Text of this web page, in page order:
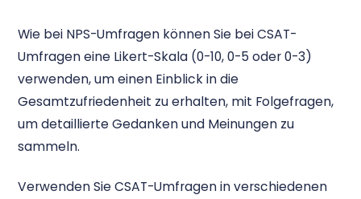
Wie bei NPS-Umfragen können Sie bei CSAT-
Umfragen eine Likert-Skala (0-10, 0-5 oder 0-3)
verwenden, um einen Einblick in die
Gesamtzufriedenheit zu erhalten, mit Folgefragen,
um detaillierte Gedanken und Meinungen zu
sammeln.
Verwenden Sie CSAT-Umfragen in verschiedenen